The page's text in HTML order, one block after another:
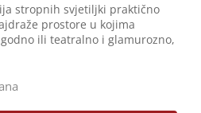
stropnih svjetiljki praktično
prostore u kojima
ili teatralno i glamurozno,